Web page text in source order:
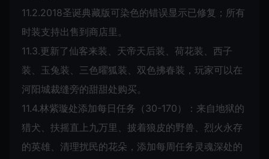
11.2.2018圣诞典藏版可染色的错误显示已修复；所有
时装支持出售到商店里。
11.3.更新了仙客来装、天帝天后装、荷花装、西子
装、玉兔装、三色曜狐装、双色拂春装，玩家可以在
河阳城裁缝旁的甜甜处购买。
11.4.林紫璇处添加每日任务（30-170）：来自地狱的
猎犬、扶摇直上九万里、披着狼皮的野兽、烈火永存
的英雄、清理扰民的花朵，添加每周任务灵魂深处的